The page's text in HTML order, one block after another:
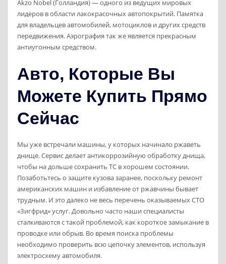
Akzo Nobel (Голландия) — одного из ведущих мировых
лидеров в области лакокрасочных автопокрытий. Памятка
для владельцев автомобилей, мотоциклов и других средств
передвижения. Аэрография так же является прекрасным
антиугонным средством.
Авто, Которые Вы
Можете Купить Прямо
Сейчас
Мы уже встречали машины, у которых начинало ржаветь
днище. Сервис делает антикоррозийную обработку днища,
чтобы на дольше сохранить ТС в хорошем состоянии.
Позаботьтесь о защите кузова заранее, поскольку ремонт
американских машин и избавление от ржавчины бывает
трудным. И это далеко не весь перечень оказываемых СТО
«Зигфрид» услуг. Довольно часто наши специалисты
сталкиваются с такой проблемой, как короткое замыкание в
проводке или обрыв. Во время поиска проблемы
необходимо проверить всю цепочку элементов, используя
электросхему автомобиля.